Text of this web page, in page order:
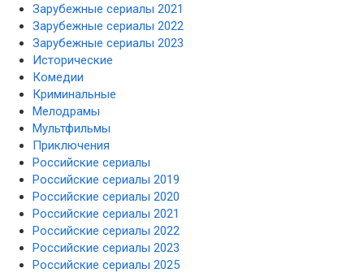
Зарубежные сериалы 2021
Зарубежные сериалы 2022
Зарубежные сериалы 2023
Исторические
Комедии
Криминальные
Мелодрамы
Мультфильмы
Приключения
Российские сериалы
Российские сериалы 2019
Российские сериалы 2020
Российские сериалы 2021
Российские сериалы 2022
Российские сериалы 2023
Российские сериалы 2025